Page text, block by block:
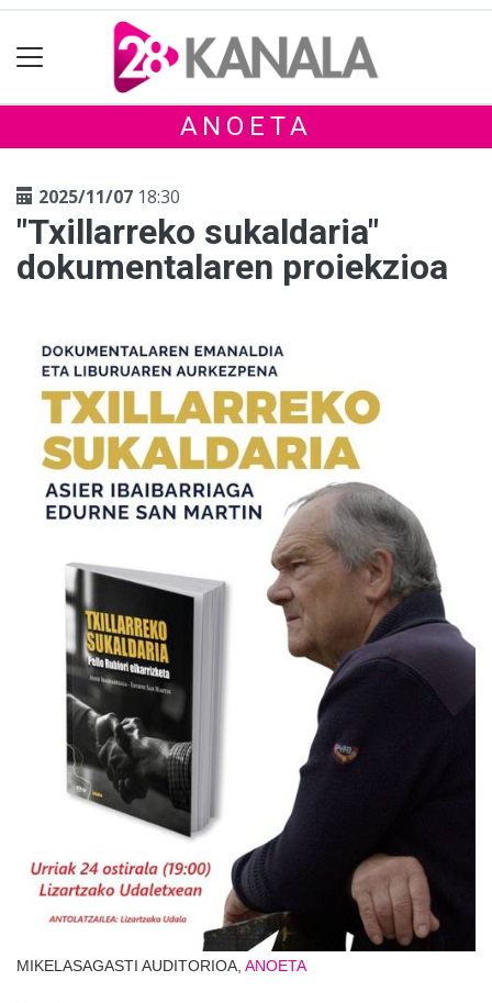
ANOETA
2025/11/07 18:30
"Txillarreko sukaldaria"
dokumentalaren proiekzioa
MIKELASAGASTI AUDITORIOA, ANOETA